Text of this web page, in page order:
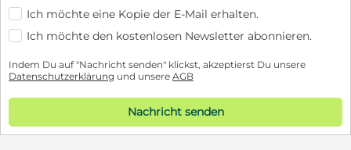
Ich möchte eine Kopie der E-Mail erhalten.
Ich möchte den kostenlosen Newsletter abonnieren.
Indem Du auf "Nachricht senden" klickst, akzeptierst Du unsere
Datenschutzerklärung und unsere AGB
Nachricht senden